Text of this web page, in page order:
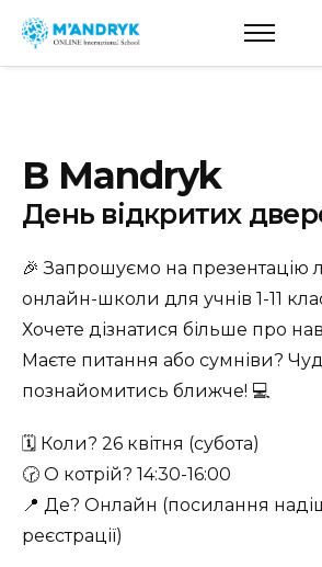
В Mandryk
День відкритих
🎉 Запрошуємо на презентацію
онлайн-школи для учнів 1-11
Хочете дізнатися більше про
Маєте питання або сумніви?
познайомитись ближче! 💻
🗓 Коли? 26 квітня (субота)
🕝 О котрій? 14:30-16:00
📍 Де? Онлайн (посилання
реєстрації)